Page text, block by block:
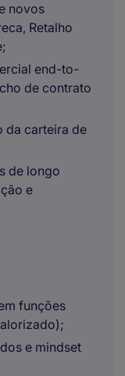
novos
Retalho
end-to-
de contrato
da carteira de
de longo
e
funções
e mindset